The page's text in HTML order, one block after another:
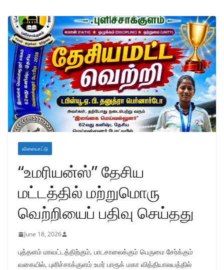
விளையாட்டு
“உமரியன்ஸ்” தேசிய
மட்டத்தில் மற்றுமொரு
வெற்றியைப் பதிவு செய்தது
June 18, 2026
புத்தளம் மாவட்டத்திற்கும், பாடசாலைக்கும் பெருமை சேர்க்கும்
வகையில், புளிச்சாக்குளம் உமர் பாரூக் மகா வித்தியாலயத்தில்